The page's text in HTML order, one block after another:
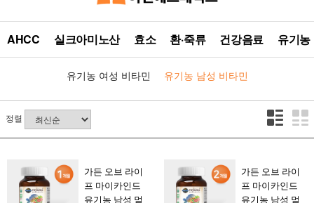
AHCC 실크아미노산 효소 환·죽류 건강음료 유기
유기농 여성 비타민 유기농 남성 비타민
정렬
가든 오브 라이
프 마이카인드
유기농 남성 멀
가든 오브 라이
프 마이카인드
유기농 남성 멀